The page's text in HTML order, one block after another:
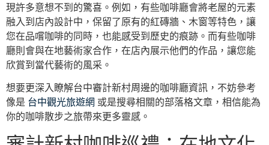
現許多意想不到的驚喜。例如，有些咖啡廳會將老屋的元素
融入到店內設計中，保留了原有的紅磚牆、木窗等特色，讓
您在品嚐咖啡的同時，也能感受到歷史的痕跡。而有些咖啡
廳則會與在地藝術家合作，在店內展示他們的作品，讓您能
欣賞到當代藝術的風采。
想要更深入瞭解台中審計新村周邊的咖啡廳資訊，不妨參考
像是 台中觀光旅遊網 或是搜尋相關的部落格文章，相信能為
你的咖啡散步之旅帶來更多靈感。